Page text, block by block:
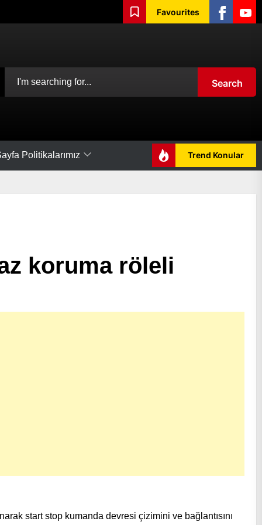
Favourites Facebook
Search
Politikalarımız Trend Konular
koruma röleli
start stop kumanda devresi çizimini ve bağlantısını